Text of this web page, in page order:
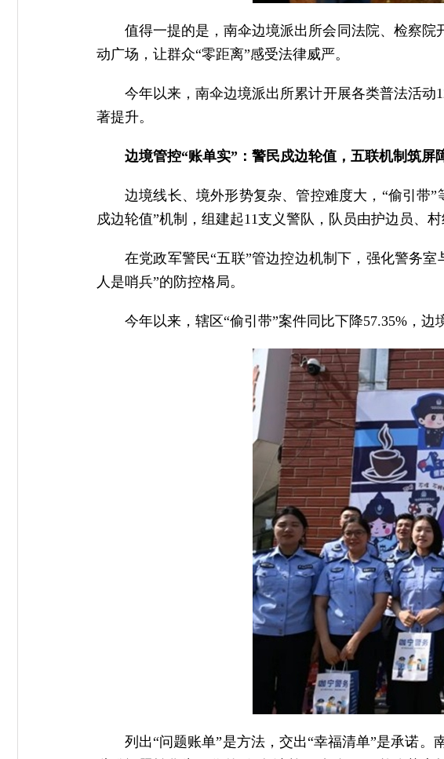
值得一提的是，南伞边境派出所会同法院、检察
动广场，让群众“零距离”感受法律威严。
今年以来，南伞边境派出所累计开展各类普法活动
著提升。
边境管控“账单实”：警民戍边轮值，五联机制筑屏
边境线长、境外形势复杂、管控难度大，“偷引带
戍边轮值”机制，组建起11支义警队，队员由护边员、
在党政军警民“五联”管边控边机制下，强化警务
人是哨兵”的防控格局。
今年以来，辖区“偷引带”案件同比下降57.35%，边
列出“问题账单”是方法，交出“幸福清单”是承诺